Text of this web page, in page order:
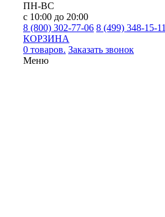
ПН-ВС
с 10:00 до 20:00
8 (800) 302-77-06 8 (499) 348-15-11
КОРЗИНА
0 товаров. Заказать звонок
Меню